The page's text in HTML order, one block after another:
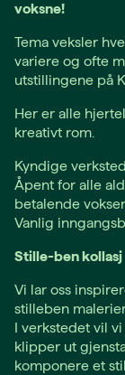
voksne!
Tema veksler
variere og ofte
utstillingene på
Her er alle
kreativt rom.
Kyndige
Åpent for alle
betalende
Vanlig
Stille-ben kollasj
Vi lar oss
stilleben
I verkstedet vil
klipper ut
komponere et